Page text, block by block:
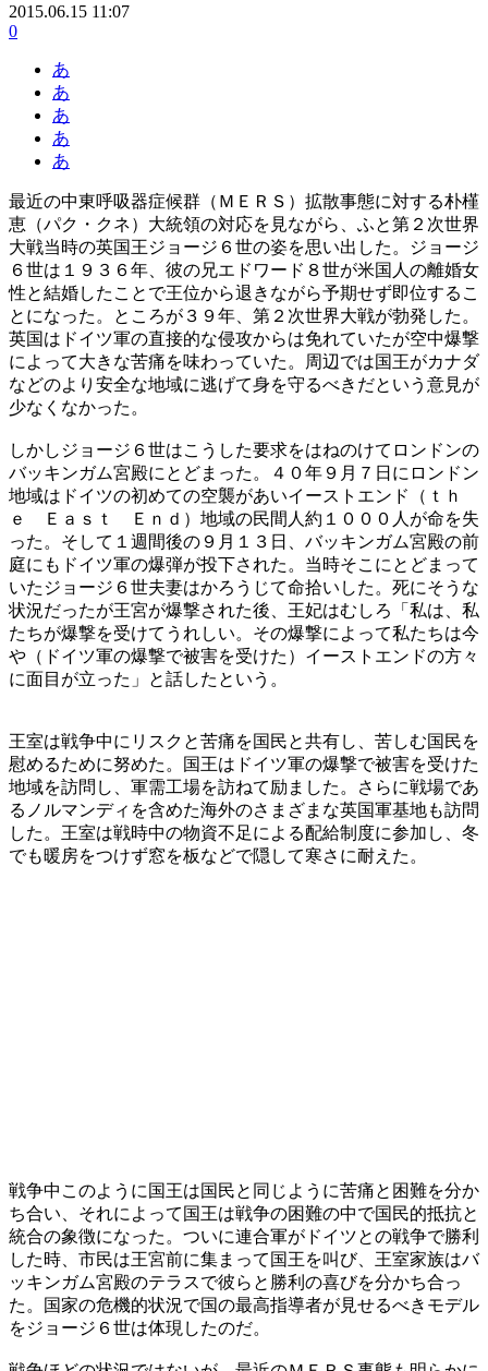
2015.06.15 11:07
0
あ
あ
あ
あ
あ
最近の中東呼吸器症候群（ＭＥＲＳ）拡散事態に対する朴槿
恵（パク・クネ）大統領の対応を見ながら、ふと第２次世界
大戦当時の英国王ジョージ６世の姿を思い出した。ジョージ
６世は１９３６年、彼の兄エドワード８世が米国人の離婚女
性と結婚したことで王位から退きながら予期せず即位するこ
とになった。ところが３９年、第２次世界大戦が勃発した。
英国はドイツ軍の直接的な侵攻からは免れていたが空中爆撃
によって大きな苦痛を味わっていた。周辺では国王がカナダ
などのより安全な地域に逃げて身を守るべきだという意見が
少なくなかった。
しかしジョージ６世はこうした要求をはねのけてロンドンの
バッキンガム宮殿にとどまった。４０年９月７日にロンドン
地域はドイツの初めての空襲があいイーストエンド（ｔｈ
ｅ Ｅａｓｔ Ｅｎｄ）地域の民間人約１０００人が命を失
った。そして１週間後の９月１３日、バッキンガム宮殿の前
庭にもドイツ軍の爆弾が投下された。当時そこにとどまって
いたジョージ６世夫妻はかろうじて命拾いした。死にそうな
状況だったが王宮が爆撃された後、王妃はむしろ「私は、私
たちが爆撃を受けてうれしい。その爆撃によって私たちは今
や（ドイツ軍の爆撃で被害を受けた）イーストエンドの方々
に面目が立った」と話したという。
王室は戦争中にリスクと苦痛を国民と共有し、苦しむ国民を
慰めるために努めた。国王はドイツ軍の爆撃で被害を受けた
地域を訪問し、軍需工場を訪ねて励ました。さらに戦場であ
るノルマンディを含めた海外のさまざまな英国軍基地も訪問
した。王室は戦時中の物資不足による配給制度に参加し、冬
でも暖房をつけず窓を板などで隠して寒さに耐えた。
戦争中このように国王は国民と同じように苦痛と困難を分か
ち合い、それによって国王は戦争の困難の中で国民的抵抗と
統合の象徴になった。ついに連合軍がドイツとの戦争で勝利
した時、市民は王宮前に集まって国王を叫び、王室家族はバ
ッキンガム宮殿のテラスで彼らと勝利の喜びを分かち合っ
た。国家の危機的状況で国の最高指導者が見せるべきモデル
をジョージ６世は体現したのだ。